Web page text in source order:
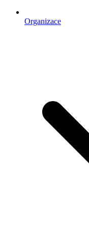
Organizace